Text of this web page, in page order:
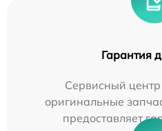
Гарантия
Сервисный
оригинальные
предоставляет